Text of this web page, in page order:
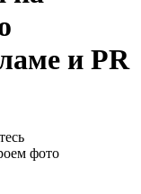
и PR
фото